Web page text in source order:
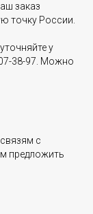
заказ
точку России.
у
38-97. Можно
с
предложить